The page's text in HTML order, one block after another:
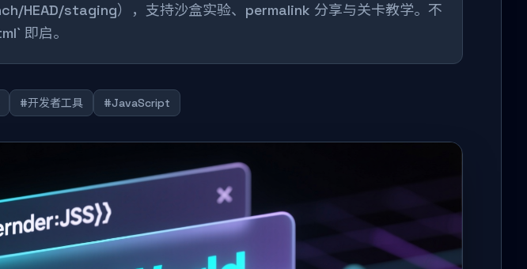
HEAD/staging），支持沙盒实验、permalink 分享与关卡教学。不
即启。
#开发者工具 #JavaScript